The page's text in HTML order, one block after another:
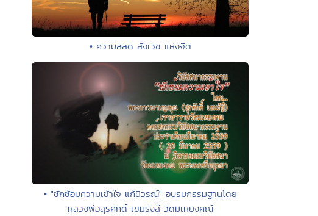
• ความสลด สังเวช แห่งจิต
• "ซักซ้อมความเข้าใจ แก้นิวรณ์" อบรมกรรมฐานโดย
หลวงพ่อสุรศักดิ์ เขมรังสี วัดมเหยงคณ์